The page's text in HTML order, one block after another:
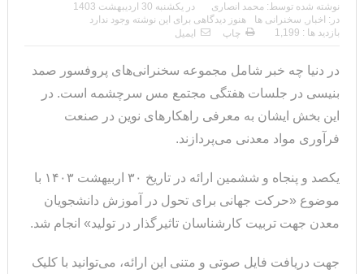
نوشته شده توسط: محمد انصاری در یکشنبه 30 اردیبهشت 1403
در: اخبار , سخنرانی ها
هنوز دیدگاهی برای این نوشته وجود ندارد
بازدید ها : 1,199
چاپ ایمیل
در دنیا چه خبر شامل مجموعه سخنرانی‌های پروفسور صمد
بنیسی در جلسات هفتگی مجتمع مس سرچشمه است. در
این بخش ایشان به معرفی راهکارهای نوین در صنعت
فرآوری مواد معدنی می‌پردازند.
یکصد و پنجاه و ششمین ارائه در تاریخ ۳۰ اربیهشت ۱۴۰۳ با
موضوع «حرکت جهانی برای تحول در آموزش دانشجویان
معدن جهت تربیت کارشناسان تاثیرگذار در تولید» انجام شد.
جهت دریافت فایل صوتی و متنی این ارائه، می‌توانید با کلیک